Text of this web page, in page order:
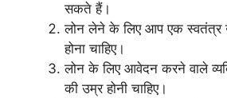
सकते हैं।
लोन लेने के लिए आप एक स्वतंत्र
होना चाहिए।
लोन के लिए आवेदन करने वाले
की उम्र होनी चाहिए।